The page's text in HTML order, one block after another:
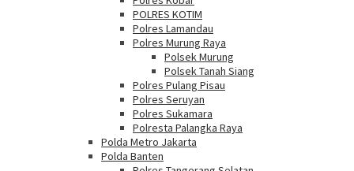
POLRES KOTIM
Polres Lamandau
Polres Murung Raya
Polsek Murung
Polsek Tanah Siang
Polres Pulang Pisau
Polres Seruyan
Polres Sukamara
Polresta Palangka Raya
Polda Metro Jakarta
Polda Banten